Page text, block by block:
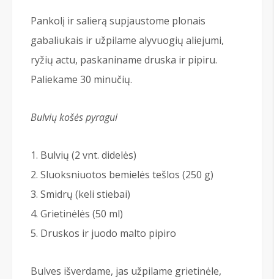
Pankolį ir salierą supjaustome plonais
gabaliukais ir užpilame alyvuogių aliejumi,
ryžių actu, paskaniname druska ir pipiru.
Paliekame 30 minučių.
Bulvių košės pyragui
Bulvių (2 vnt. didelės)
Sluoksniuotos bemielės tešlos (250 g)
Smidrų (keli stiebai)
Grietinėlės (50 ml)
Druskos ir juodo malto pipiro
Bulves išverdame, jas užpilame grietinėle,